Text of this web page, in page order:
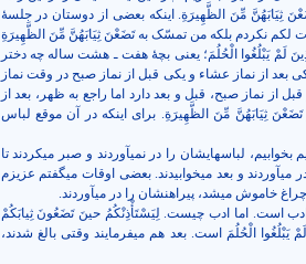
ثِيَابَهُنَّ مِّنَ الظَّهِيرَةِ. اینکه بعضی از دوستان در جلسۀ
لکم نکردم بلکه من تمسّک به تَضَعْنَ ثِيَابَهُنَّ مِّنَ الظَّهِيرَةِ
لَمْ يَبْلُغُوا الْحُلُمَ؛ یعنی بچۀ هفت ـ هشت ساله چه دختر
بعد از نماز عشاء و یکی قبل از نماز صبح در وقت نماز
از نماز صبح، قبل و بعد دارد اما راجع به ظهر، بعد از
تَضَعْنَ ثِيَابَهُنَّ مِّنَ الظَّهِيرَةِ. برای اینکه در آن موقع لباس
لباسهایشان را در نمی­آوردند و صبر می­کردند تا
و بعد می­خوابیدند. بعضی اوقات می­گفتم عزیزم
چراغ خاموش می­شد، پیراهنشان را در می­آوردند.
ادب است. اما ادب چیست. لِیَسْتَأْذِنْکُمُ حینَ تَضَعُونَ ثِیابَکُمْ
الْحُلُمَ است. بعد هم می­فرمایند وقتی بالغ شدند،